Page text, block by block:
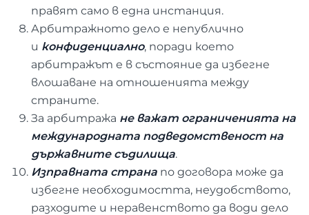
правят само в една инстанция.
Арбитражното дело е непублично
и конфиденциално, поради което
арбитражът е в състояние да избегне
влошаване на отношенията между
страните.
За арбитража не важат ограниченията на
международната подведомственост на
държавните съдилища.
Изправната страна по договора може да
избегне необходимостта, неудобството,
разходите и неравенството да води дело